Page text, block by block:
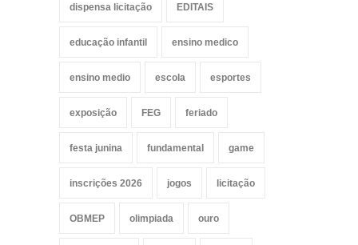
dispensa licitação EDITAIS
educação infantil ensino medico
ensino medio escola esportes
exposição FEG feriado
festa junina fundamental game
inscrições 2026 jogos licitação
OBMEP olimpiada ouro